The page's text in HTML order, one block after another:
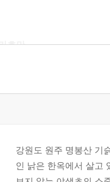
흐만
아서
강원도 원주 명봉산 기
인 낡은 한옥에서 살고